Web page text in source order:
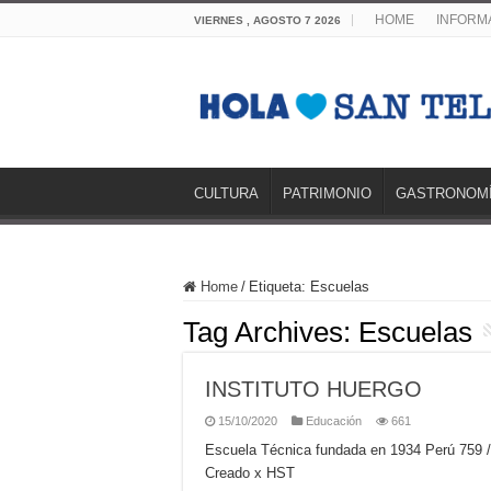
VIERNES , AGOSTO 7 2026 HOME
CULTURA PATRIMONIO
Home / Etiqueta: Escuelas
Tag Archives: Escuelas
INSTITUTO HUERGO
15/10/2020 Educación 661
Escuela Técnica fundada en 1934 Perú 759
Creado x HST